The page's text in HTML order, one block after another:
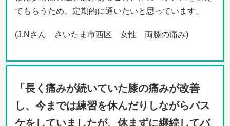
てもらうため、定期的に通いたいと思っています。
(J.Nさん さいたま市西区 女性 両膝の痛み)
「長く痛みが続いていた膝の痛みが改善
し、今までは練習を休んだりしながらバス
ケをしていましたが、休まずに継続してバ